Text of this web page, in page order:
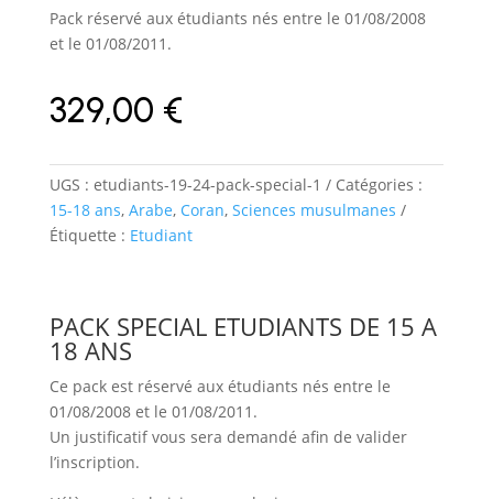
Pack réservé aux étudiants nés entre le 01/08/2008
et le 01/08/2011.
329,00 €
UGS : etudiants-19-24-pack-special-1
Catégories :
15-18 ans, Arabe, Coran, Sciences musulmanes
Étiquette : Etudiant
PACK SPECIAL ETUDIANTS DE 15 A
18 ANS
Ce pack est réservé aux étudiants nés entre le
01/08/2008 et le 01/08/2011.
Un justificatif vous sera demandé afin de valider
l’inscription.